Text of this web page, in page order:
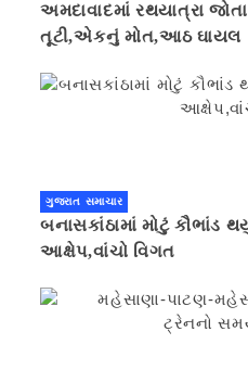
અમદાવાદમાં રથયાત્રા
તૂટી,એકનું મોત,આઠ ઘાયલ
ગુજરાત સમાચાર
બનાસકાંઠામાં મોટું કૌભાંડ
આક્ષેપ,વાંચો વિગત